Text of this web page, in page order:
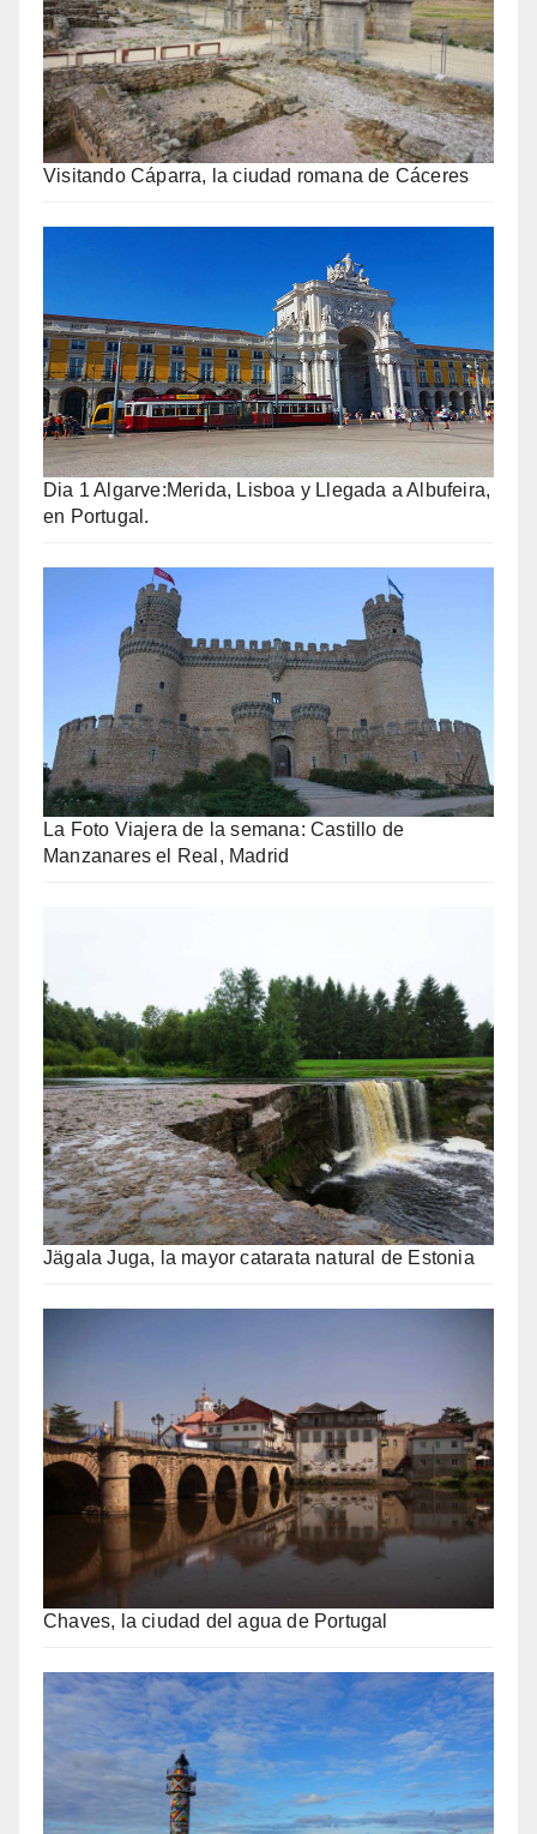
Visitando Cáparra, la ciudad romana de Cáceres
Dia 1 Algarve:Merida, Lisboa y Llegada a Albufeira,
en Portugal.
La Foto Viajera de la semana: Castillo de
Manzanares el Real, Madrid
Jägala Juga, la mayor catarata natural de Estonia
Chaves, la ciudad del agua de Portugal